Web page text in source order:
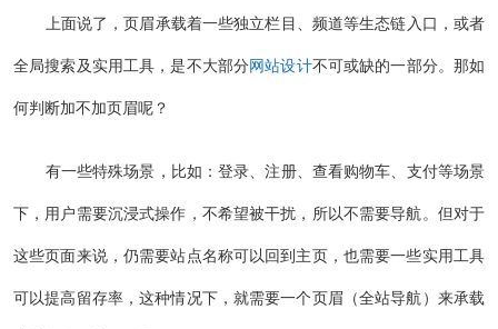
上面说了，页眉承载着一些独立栏目、频道等生态链入口，或者
全局搜索及实用工具，是不大部分网站设计不可或缺的一部分。那如
何判断加不加页眉呢？
有一些特殊场景，比如：登录、注册、查看购物车、支付等场景
下，用户需要沉浸式操作，不希望被干扰，所以不需要导航。但对于
这些页面来说，仍需要站点名称可以回到主页，也需要一些实用工具
可以提高留存率，这种情况下，就需要一个页眉（全站导航）来承载